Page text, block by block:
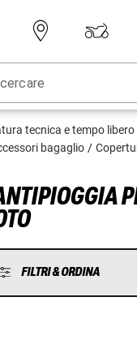
tecnica e tempo libero
bagaglio
FILTRI & ORDINA